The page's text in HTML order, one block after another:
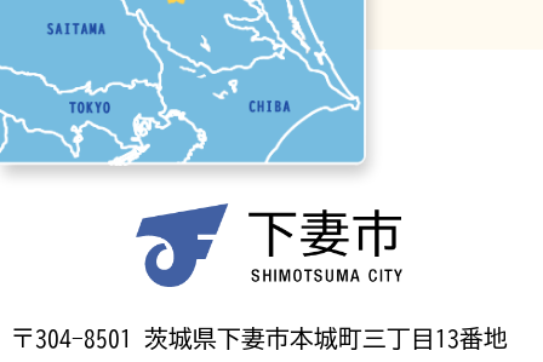
〒304-8501 茨城県下妻市本城町三丁目13番地